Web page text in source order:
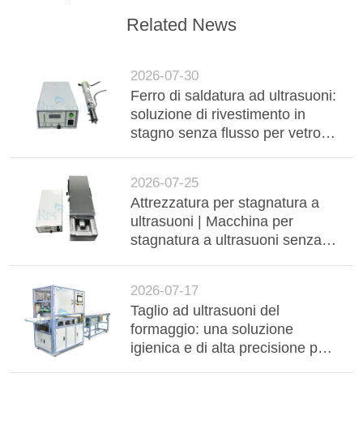
Related News
2026-07-30
Ferro di saldatura ad ultrasuoni:
soluzione di rivestimento in
stagno senza flusso per vetro
2026-07-25
Attrezzatura per stagnatura a
ultrasuoni | Macchina per
stagnatura a ultrasuoni senza
componenti elettronici
2026-07-17
Taglio ad ultrasuoni del
formaggio: una soluzione
igienica e di alta precisione per